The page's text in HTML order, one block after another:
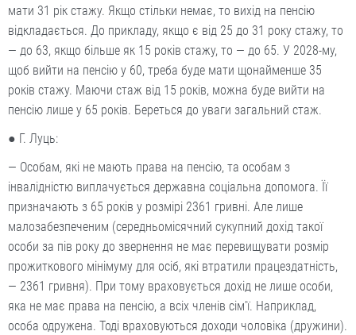
мати 31 рік стажу. Якщо стільки немає, то вихід на пенсію
відкладається. До прикладу, якщо є від 25 до 31 року стажу, то
— до 63, якщо більше як 15 років стажу, то — до 65. У 2028-му,
щоб вийти на пенсію у 60, треба буде мати щонайменше 35
років стажу. Маючи стаж від 15 років, можна буде вийти на
пенсію лише у 65 років. Береться до уваги загальний стаж.
● Г. Луць:
— Особам, які не мають права на пенсію, та особам з
інвалідністю виплачується державна соціальна допомога. Її
призначають з 65 років у розмірі 2361 гривні. Але лише
малозабезпеченим (середньомісячний сукупний дохід такої
особи за пів року до звернення не має перевищувати розмір
прожиткового мінімуму для осіб, які втратили працездатність,
— 2361 гривня). При тому враховується дохід не лише особи,
яка не має права на пенсію, а всіх членів сім’ї. Наприклад,
особа одружена. Тоді враховуються доходи чоловіка (дружини).